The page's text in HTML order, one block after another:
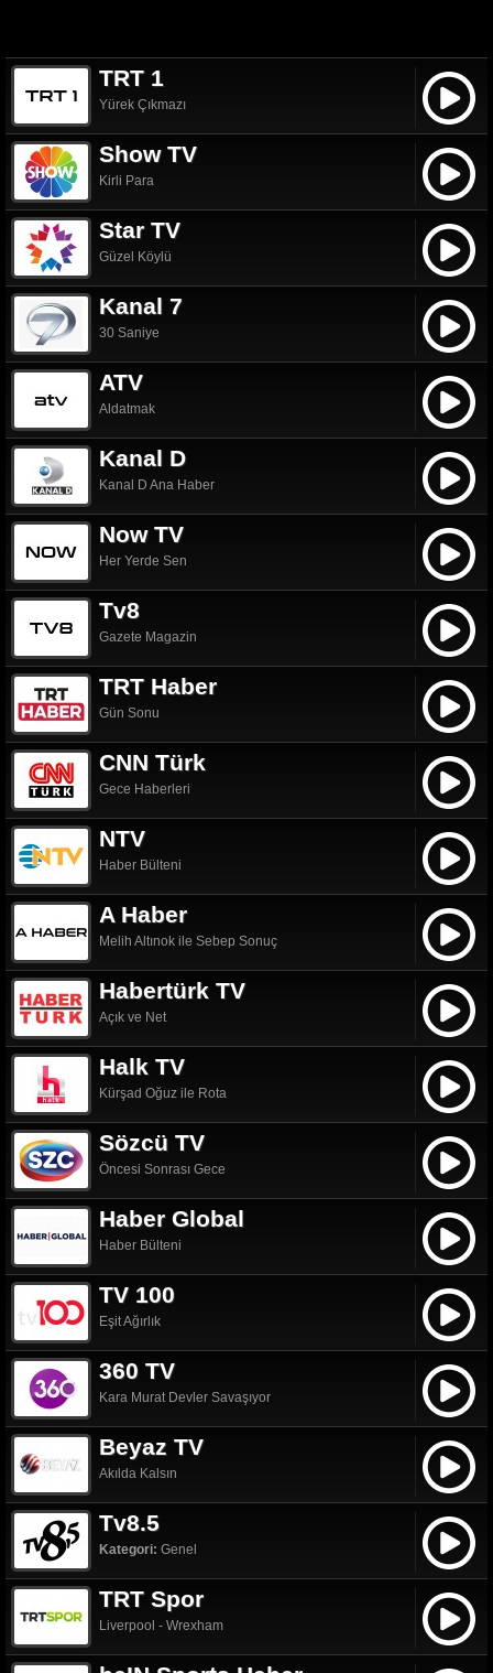
TRT 1
Yürek Çıkmazı
Show TV
Kirli Para
Star TV
Güzel Köylü
Kanal 7
30 Saniye
ATV
Aldatmak
Kanal D
Kanal D Ana Haber
Now TV
Her Yerde Sen
Tv8
Gazete Magazin
TRT Haber
Gün Sonu
CNN Türk
Gece Haberleri
NTV
Haber Bülteni
A Haber
Melih Altınok ile Sebep Sonuç
Habertürk TV
Açık ve Net
Halk TV
Kürşad Oğuz ile Rota
Sözcü TV
Öncesi Sonrası Gece
Haber Global
Haber Bülteni
TV 100
Eşit Ağırlık
360 TV
Kara Murat Devler Savaşıyor
Beyaz TV
Akılda Kalsın
Tv8.5
Kategori: Genel
TRT Spor
Liverpool - Wrexham